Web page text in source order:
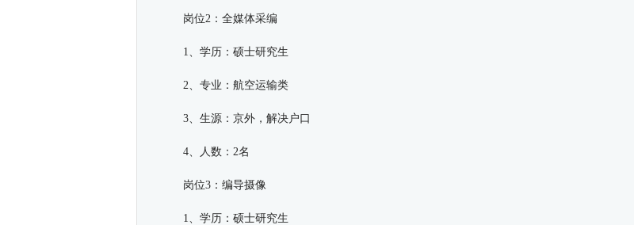
岗位2：全媒体采编
1、学历：硕士研究生
2、专业：航空运输类
3、生源：京外，解决户口
4、人数：2名
岗位3：编导摄像
1、学历：硕士研究生